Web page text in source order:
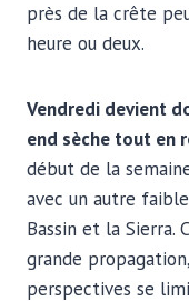
près de la crête
heure ou deux.
Vendredi devient
end sèche tout en
début de la
avec un autre
Bassin et la Sierra.
grande
perspectives se